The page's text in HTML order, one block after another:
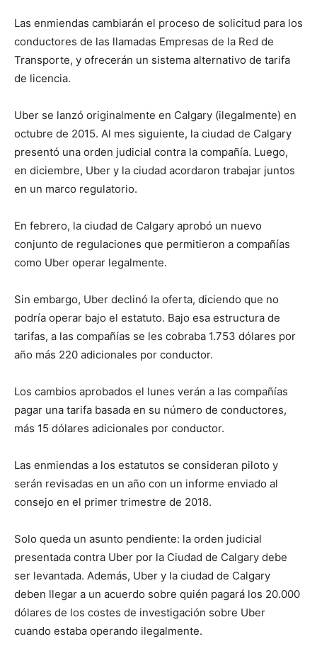
Las enmiendas cambiarán el proceso de solicitud para los
conductores de las llamadas Empresas de la Red de
Transporte, y ofrecerán un sistema alternativo de tarifa
de licencia.
Uber se lanzó originalmente en Calgary (ilegalmente) en
octubre de 2015. Al mes siguiente, la ciudad de Calgary
presentó una orden judicial contra la compañía. Luego,
en diciembre, Uber y la ciudad acordaron trabajar juntos
en un marco regulatorio.
En febrero, la ciudad de Calgary aprobó un nuevo
conjunto de regulaciones que permitieron a compañías
como Uber operar legalmente.
Sin embargo, Uber declinó la oferta, diciendo que no
podría operar bajo el estatuto. Bajo esa estructura de
tarifas, a las compañías se les cobraba 1.753 dólares por
año más 220 adicionales por conductor.
Los cambios aprobados el lunes verán a las compañías
pagar una tarifa basada en su número de conductores,
más 15 dólares adicionales por conductor.
Las enmiendas a los estatutos se consideran piloto y
serán revisadas en un año con un informe enviado al
consejo en el primer trimestre de 2018.
Solo queda un asunto pendiente: la orden judicial
presentada contra Uber por la Ciudad de Calgary debe
ser levantada. Además, Uber y la ciudad de Calgary
deben llegar a un acuerdo sobre quién pagará los 20.000
dólares de los costes de investigación sobre Uber
cuando estaba operando ilegalmente.